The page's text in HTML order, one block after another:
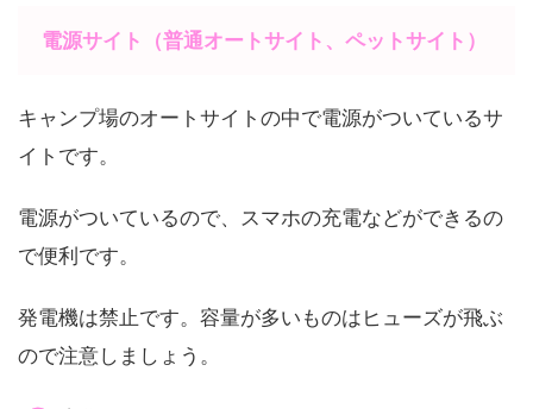
電源サイト（普通オートサイト、ペットサイト）
キャンプ場のオートサイトの中で電源がついているサ
イトです。
電源がついているので、スマホの充電などができるの
で便利です。
発電機は禁止です。容量が多いものはヒューズが飛ぶ
ので注意しましょう。